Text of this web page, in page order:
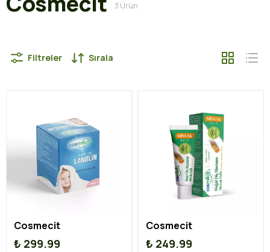
3 Ürün
Filtreler Sırala
Cosmecit
₺ 299.99
Cosmecit
₺ 249.99